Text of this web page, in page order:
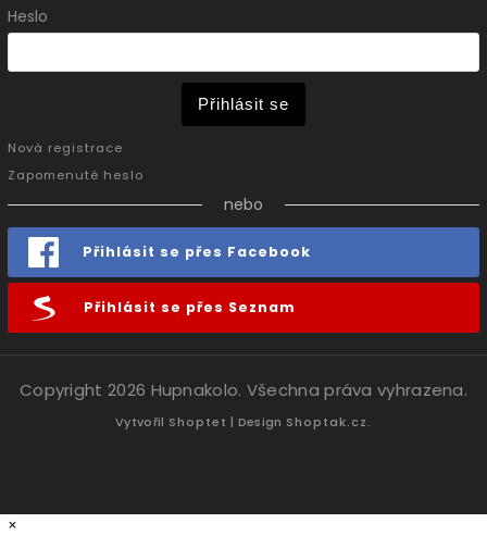
Heslo
Přihlásit se
Nová registrace
Zapomenuté heslo
nebo
Přihlásit se přes Facebook
Přihlásit se přes Seznam
Copyright 2026 Hupnakolo. Všechna práva vyhrazena.
Vytvořil Shoptet | Design Shoptak.cz.
×